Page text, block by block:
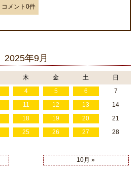
コメント0件
2025年9月
木 金 土 日
10月 »
4 5 6
7
11 12 13
14
18 19 20
21
25 26 27
28